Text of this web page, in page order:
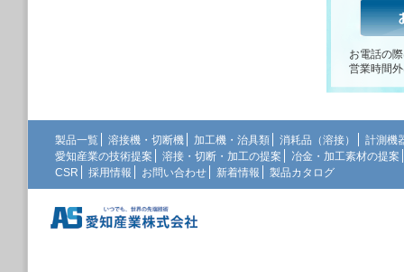
お電話の
営業時間
製品一覧 溶接機・切断機 加工機・治具類 消耗品（溶接）
計測機
愛知産業の技術提案
溶接・切断・加工の提案
冶金・加工素材の提案
CSR
採用情報 お問い合わせ 新着情報 製品カタログ